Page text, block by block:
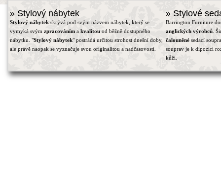
» Stylový nábytek
Stylový nábytek skrývá pod svým názvem nábytek, který se
vymyká svým zpracováním a kvalitou od běžně dostupného
nábytku. "Stylový nábytek" postrádá určitou strohost dnešní doby,
ale právě naopak se vyznačuje svou originalitou a nadčasovostí.
» Stylové
Barrington Furniture
anglických výrobců.
čalouněnésedací
souprav je k dipozici
kůží.